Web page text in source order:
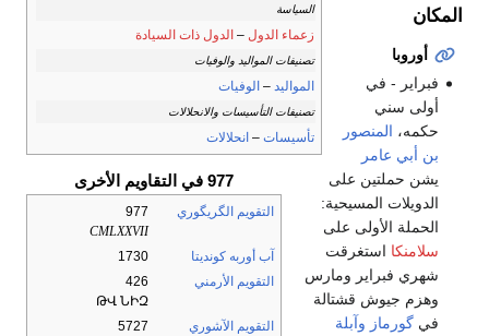
السياسة
زعماء الدول – الدول ذات السيادة
تصنيفات المواليد والوفيات
المواليد – الوفيات
تصنيفات التأسيسات والانحلالات
تأسيسات – انحلالات
977 في التقاويم الأخرى
التقويم الگريگوري
977
CMLXXVII
آب أوربه كونديتا
1730
التقويم الأرمني
426
ԹՎ ՆԻԶ
التقويم الآشوري
5727
المكان
أوروبا
فبراير - في
أولى سني
حكمه، المنصور
بن أبي عامر
يشن حملتين على
الدويلات المسيحية:
الحملة الأولى على
سلامنكا استغرقت
شهري فبراير ومارس
وهزم جيوش قشتالة
فيگورماز وآبلة